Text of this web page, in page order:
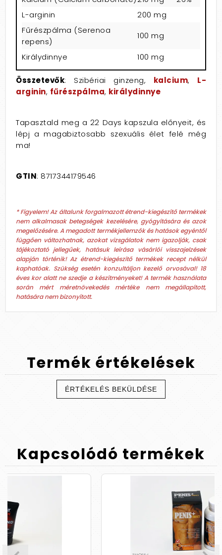
L-arginin
200 mg
Fűrészpálma (Serenoa
repens)
100 mg
Királydinnye 100 mg
Összetevők: Szibériai ginzeng, kalcium, L-
arginin, fűrészpálma, királydinnye
Tapasztald meg a 22 Days kapszula előnyeit, és
lépj a magabiztosabb szexuális élet felé még
ma!
GTIN: 8717344179546
* Figyelem! Az általunk forgalmazott étrend-kiegészítő termékek
nem alkalmasak betegségek kezelésére, gyógyítására és azok
megelőzésére. A megadott termékjellemzők és hatások egyéntől
függően változhatnak, azokat vizsgálatok nem igazolják, csak
tájékoztató jellegűek, hatásuk leírása vásárlói visszajelzések
alapján történik! Az étrend-kiegészítő termékek recept nélkül
kaphatóak. Szükség esetén konzultáljon kezelő orvosával! 18
éves kor alatt ne szedje a készítményeket! A termék használata
során mért méretnövekedés mértéke nem megállapított,
hatására nem bizonyított.
Termék értékelések
ÉRTÉKELÉS BEKÜLDÉSE
Kapcsolódó termékek